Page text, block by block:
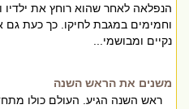
הנפלאה לאחר שהוא רוחץ את
וחמימים במגבת לחיקו. כך כעת גם
נקיים ומבושמי...
משנים את הראש השנה
ראש השנה הגיע. העולם כולו